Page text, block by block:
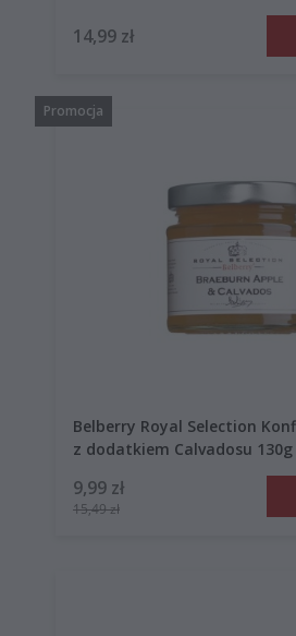
14,99 zł
Belberry Royal Selection
z dodatkiem Calvadosu 130g
9,99 zł
15,49 zł
Promocja